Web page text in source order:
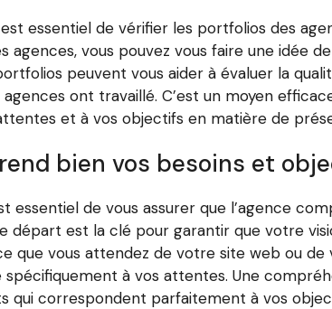
essentiel de vérifier les portfolios des
agences, vous pouvez vous faire une idée
peuvent vous aider à évaluer la
ont travaillé. C’est un moyen
et à vos objectifs en matière de
bien vos besoins et
essentiel de vous assurer que l’agence
départ est la clé pour garantir que votre
vous attendez de votre site web ou de
à vos attentes. Une
qui correspondent parfaitement à vos